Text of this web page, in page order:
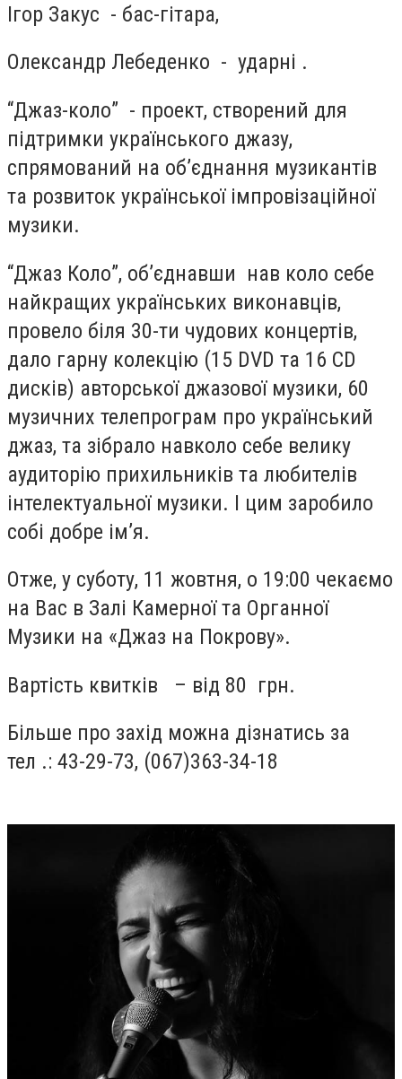
Ігор Закус - бас-гітара,
Олександр Лебеденко - ударні .
“Джаз-коло” - проект, створений для
підтримки українського джазу,
спрямований на об’єднання музикантів
та розвиток української імпровізаційної
музики.
“Джаз Коло”, об’єднавши нав коло себе
найкращих українських виконавців,
провело біля 30-ти чудових концертів,
дало гарну колекцію (15 DVD та 16 CD
дисків) авторської джазової музики, 60
музичних телепрограм про український
джаз, та зібрало навколо себе велику
аудиторію прихильників та любителів
інтелектуальної музики. І цим заробило
собі добре ім’я.
Отже, у суботу, 11 жовтня, о 19:00 чекаємо
на Вас в Залі Камерної та Органної
Музики на «Джаз на Покрову».
Вартість квитків – від 80 грн.
Більше про захід можна дізнатись за
тел .: 43-29-73, (067)363-34-18